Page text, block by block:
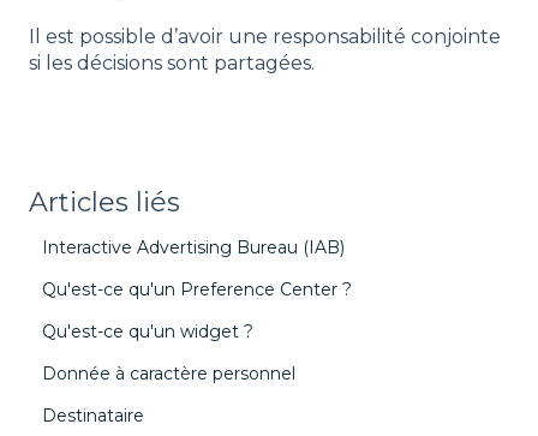
Il est possible d’avoir une responsabilité conjointe
si les décisions sont partagées.
Articles liés
Interactive Advertising Bureau (IAB)
Qu'est-ce qu'un Preference Center ?
Qu'est-ce qu'un widget ?
Donnée à caractère personnel
Destinataire